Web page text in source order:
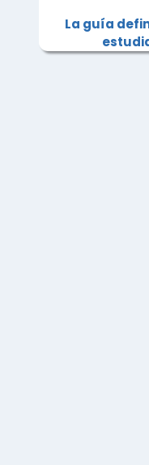
La guía